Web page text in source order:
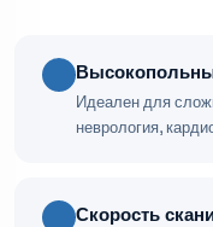
Идеален для
неврология,
Скорость